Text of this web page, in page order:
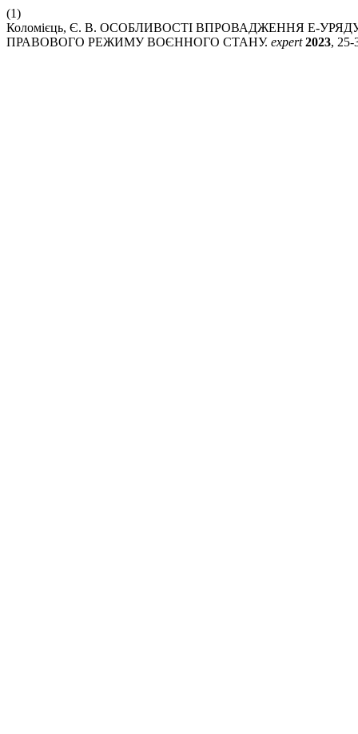
(1)
Коломієць, Є. В. ОСОБЛИВОСТІ ВПРОВАДЖЕННЯ Е-
ПРАВОВОГО РЕЖИМУ ВОЄННОГО СТАНУ. expert 2023, 25-